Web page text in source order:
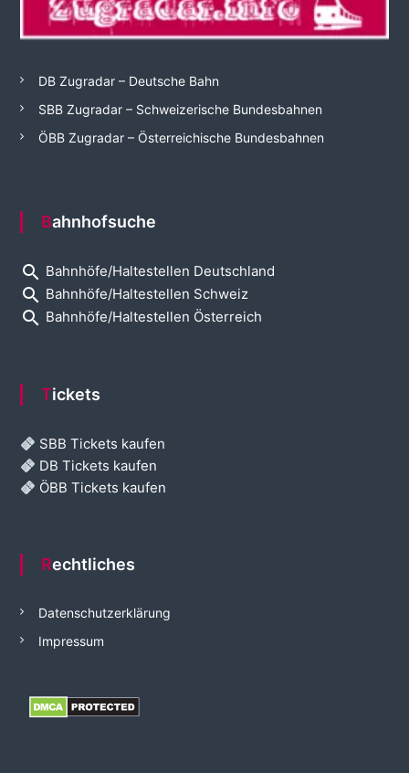
DB Zugradar – Deutsche Bahn
SBB Zugradar – Schweizerische Bundesbahnen
ÖBB Zugradar – Österreichische Bundesbahnen
Bahnhofsuche
search Bahnhöfe/Haltestellen Deutschland
search Bahnhöfe/Haltestellen Schweiz
search Bahnhöfe/Haltestellen Österreich
Tickets
SBB Tickets kaufen
DB Tickets kaufen
ÖBB Tickets kaufen
Rechtliches
Datenschutzerklärung
Impressum